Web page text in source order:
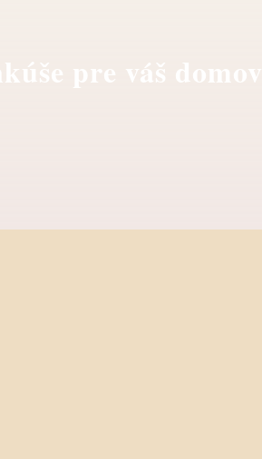
pre váš domov